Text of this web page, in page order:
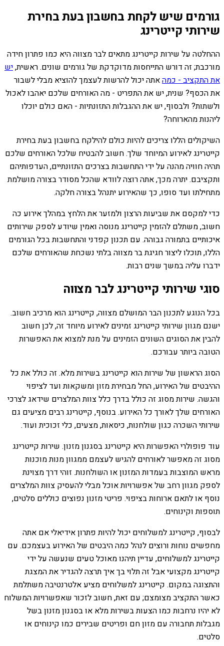
גורמים שיש לקחת בחשבון בעת בחירת
שירותי קייטרינג
ההחלטה על שירות קייטרינג מתאים לבר מצווה היא כמו פתרון חידה
מורכבת; זה דורש התייחסות מדוקדקת של גורמים שונים. ראשית,יש
את התקציב - כמהאתה יכול להרשות לעצמך להוציא מבלי לשבור
את הכסף? שנית, יש את התפריט - מה האורחים שלכם יאהבו לאכול
ולשתות? ולבסוף, יש את ההגבלות התזונתיות - האם כולם יוכלו
ליהנות מהארוחה?
השיקולים הללו צריכים להיות כולם להילקח בחשבון בעת בחירת
קייטרינג לאירוע המיוחד שלך. חשוב להבטיח שלכל האורחים שלכם
תהיה חוויה מהנה על ידי התחשבות בצרכים התזונתיים, העדפותיהם
ותקציבם. יתרה מכך, אתה רוצה לוודא שהכל מסודר בצורה מושלמת
מתחילתו ועד סופו, כך שהאירוע יתנהל בצורה חלקה.
כדי למקסם את שביעות הרצון ולמזער את הלחץ במהלך אירוע כה
חשוב, משתלם להזמין קייטרינג מנוסה ואמין שיודע לספק שירותים
איכותיים בתמורה גבוהה. עם תכנון קפדני והתחשבות בכל הגורמים
הללו, תוכלו ליצור חגיגת בר מצווה בלתי נשכחת שהאורחים שלכם
ידברו עליה במשך שנים רבות.
סוגי שירותי קייטרינג לבר מצווה
בכל הנוגע לתכנון הבר המושלם מצווה, קייטרינג הוא מרכיב חשוב.
ישנם מגוון שירותי קייטרינג זמינים לאירוע מיוחד זה, לכן חשוב
להבין את הסוגים השונים הזמינים על מנת למצוא את האפשרות
הטובה ביותר עבורכם.
הסוג הראשון של שירות הוא קייטרינג בשירות מלא. זה כולל את כל
ההיבטים של האירוע, החל מבחירת מזון ומשקאות ועד לציפוי
והגשה. שירות מסוג זה כולל בדרך כלל צוות המלצרים שידאג לצרכי
האורחים שלך לאורך כל האירוע. בנוסף, קייטרינג רבים מציעים גם
שירותי השכרה כגון שולחנות, כיסאות, מצעים, כלי זכוכית ועוד.
עוד פופולרי האפשרות היא קייטרינג בסגנון מזנון. שירות קייטרינג
מסוג זה מאפשר לאורחים להגיש לעצמם ממגוון מנות מוכנות
מראש המוצבות בעמדות המזנון או השולחנות. זוהי דרך מצוינת
לספק מגוון רחב של אפשרויות אוכל מבלי להעסיק צוות המלצרים
נוסף או לתאם ארוחות בציפוי. פריטי מזנון נפוצים כוללים סלטים,
תוספות וקינוחים.
לבסוף, קייטרינג למשלוחים יכול להיות פתרון אידיאלי אם אתה
מחפשים נוחות ורוצים לנהל כמה היבטים של האירוע בעצמכם. עם
קייטרינג למשלוחים, עדיין תיהנו מאוכל טעים שנעשה על ידי
קייטרינג מקצועי אבל זה תלוי בך איך תרצה להגדיר את המצגת
והתצוגה במקום. קייטרינג למשלוחים מציע אלטרנטיבה משתלמת
כאשר התקציב מצומצם; עם זאת, חשוב לזכור שאפשרויות המשלוח
לא יהיו נרחבות כמו הצעות בשירות מלא או בסגנון מזנון בשל
מגבלות תחבורה עם מזון חם ופריטים שבירים כמו קינוחים או
סלטים.